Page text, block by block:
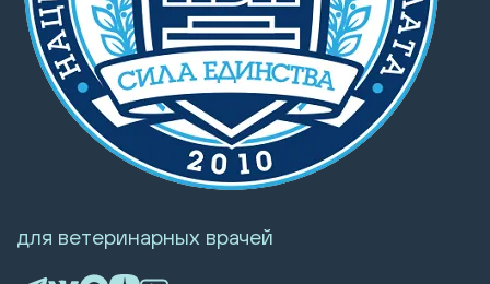
для ветеринарных врачей